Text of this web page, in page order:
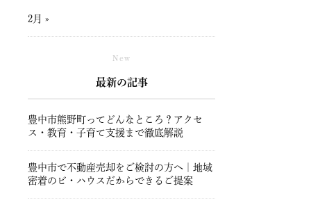
2月 »
New
最新の記事
豊中市熊野町ってどんなところ？アクセ
ス・教育・子育て支援まで徹底解説
豊中市で不動産売却をご検討の方へ｜地域
密着のビ・ハウスだからできるご提案